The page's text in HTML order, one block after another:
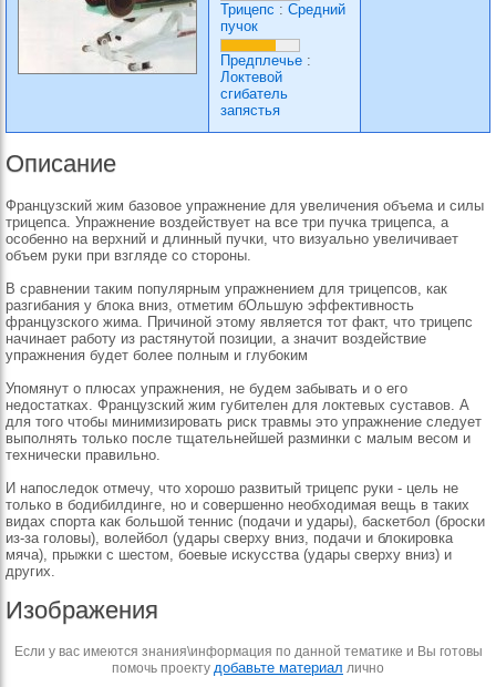
Трицепс : Средний
пучок
Предплечье :
Локтевой
сгибатель
запястья
Описание
Французский жим базовое упражнение для увеличения объема и силы
трицепса. Упражнение воздействует на все три пучка трицепса, а
особенно на верхний и длинный пучки, что визуально увеличивает
объем руки при взгляде со стороны.
В сравнении таким популярным упражнением для трицепсов, как
разгибания у блока вниз, отметим бОльшую эффективность
французского жима. Причиной этому является тот факт, что трицепс
начинает работу из растянутой позиции, а значит воздействие
упражнения будет более полным и глубоким
Упомянут о плюсах упражнения, не будем забывать и о его
недостатках. Французский жим губителен для локтевых суставов. А
для того чтобы минимизировать риск травмы это упражнение следует
выполнять только после тщательнейшей разминки с малым весом и
технически правильно.
И напоследок отмечу, что хорошо развитый трицепс руки - цель не
только в бодибилдинге, но и совершенно необходимая вещь в таких
видах спорта как большой теннис (подачи и удары), баскетбол (броски
из-за головы), волейбол (удары сверху вниз, подачи и блокировка
мяча), прыжки с шестом, боевые искусства (удары сверху вниз) и
других.
Изображения
Если у вас имеются знания\информация по данной тематике и Вы готовы
помочь проекту добавьте материал лично